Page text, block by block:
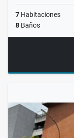
7 Habitaciones
8 Baños